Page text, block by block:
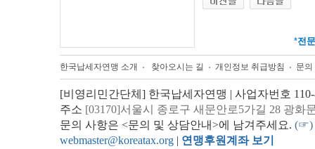
*전문
한국납세자연맹 소개 찾아오시는 길 개인정보 취급방침 문
[비영리민간단체] 한국납세자연맹 | 사업자번호
주소 [03170]서울시 종로구 새문안로5가길 28 광화
문의 사항은 <문의 및 상담안내>에 남겨주세요. (☞)
webmaster@koreatax.org | 연맹후원계좌 보기